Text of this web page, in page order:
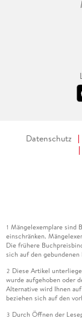
Datenschutz
1 Mängelexemplare sind
einschränken.
Die frühere
sich auf den
2 Diese Artikel
wurde aufgehoben oder
Alternative wird Ihnen
beziehen sich auf den
3 Durch Öffnen der